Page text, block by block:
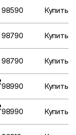
98590 Купить
98790 Купить
98790 Купить
98990 Купить
98990 Купить